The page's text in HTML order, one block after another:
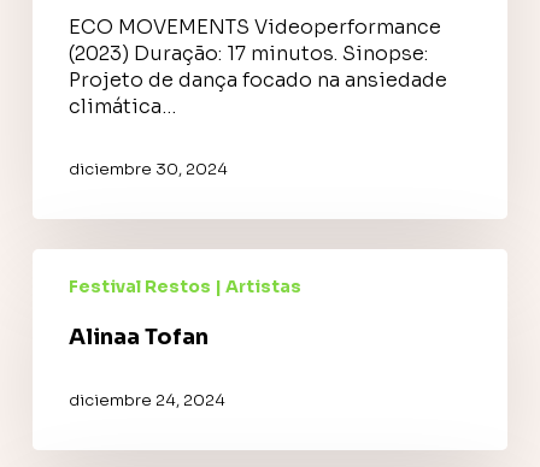
ECO MOVEMENTS Videoperformance
(2023) Duração: 17 minutos. Sinopse:
Projeto de dança focado na ansiedade
climática…
diciembre 30, 2024
Alinaa
TofanFestival Restos | Artistas
Alinaa Tofan
diciembre 24, 2024